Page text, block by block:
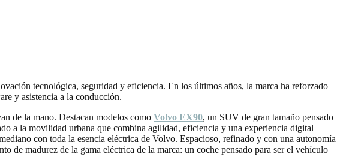
tecnológica, seguridad y eficiencia. En los últimos años, la marca ha reforzado
y asistencia a la conducción.
de la mano. Destacan modelos como Volvo EX90, un SUV de gran tamaño pensado
a la movilidad urbana que combina agilidad, eficiencia y una experiencia digital
con toda la esencia eléctrica de Volvo. Espacioso, refinado y con una autonomía
de madurez de la gama eléctrica de la marca: un coche pensado para ser el vehículo